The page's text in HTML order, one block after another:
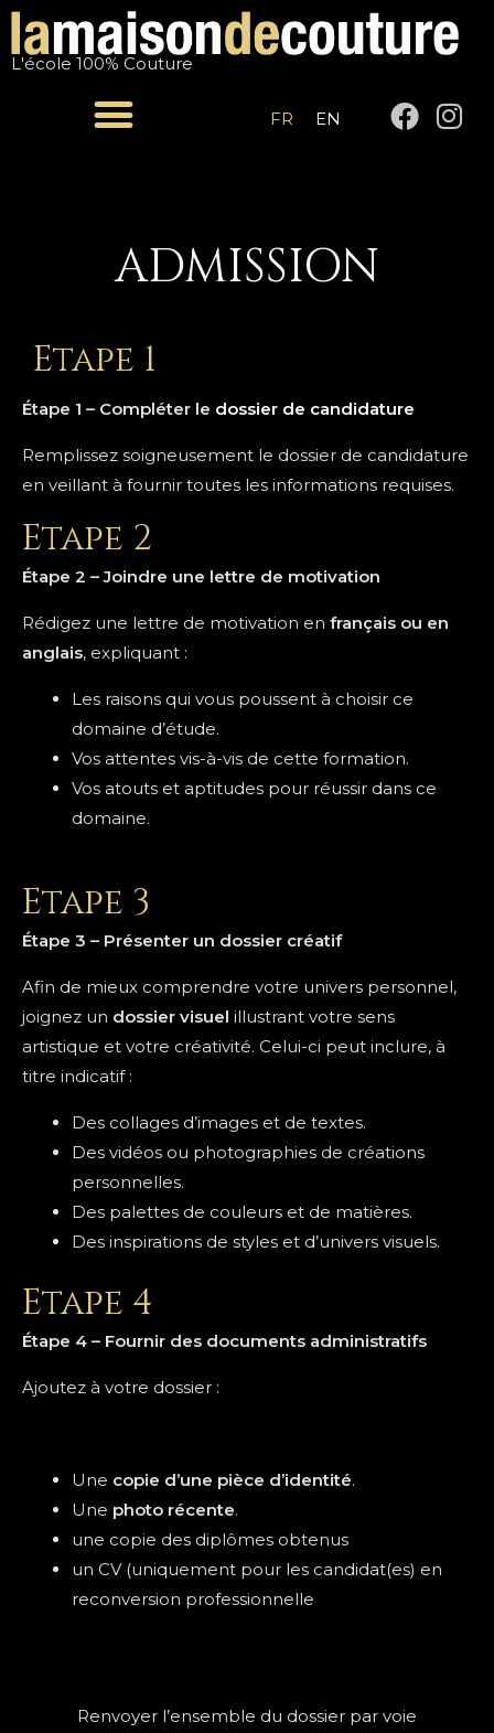
Aller
contenu
L'école 100% Couture
FR EN
F
a
I
n
ADMISSION
Etape 1
Étape 1 – Compléter le dossier de candidature
Remplissez soigneusement le dossier de candidature
en veillant à fournir toutes les informations requises.
Etape 2
Étape 2 – Joindre une lettre de motivation
Rédigez une lettre de motivation en français ou en
anglais, expliquant :
Les raisons qui vous poussent à choisir ce
domaine d’étude.
Vos attentes vis-à-vis de cette formation.
Vos atouts et aptitudes pour réussir dans ce
domaine.
Etape 3
Étape 3 – Présenter un dossier créatif
Afin de mieux comprendre votre univers personnel,
joignez un dossier visuel illustrant votre sens
artistique et votre créativité. Celui-ci peut inclure, à
titre indicatif :
Des collages d’images et de textes.
Des vidéos ou photographies de créations
personnelles.
Des palettes de couleurs et de matières.
Des inspirations de styles et d’univers visuels.
Etape 4
Étape 4 – Fournir des documents administratifs
Ajoutez à votre dossier :
Une copie d’une pièce d’identité.
Une photo récente.
une copie des diplômes obtenus
un CV (uniquement pour les candidat(es) en
reconversion professionnelle
Renvoyer l’ensemble du dossier par voie